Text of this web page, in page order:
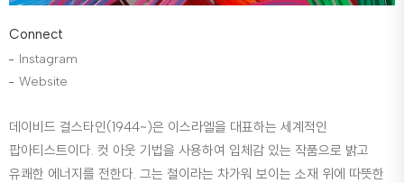
Connect
Instagram
Website
데이비드 걸스타인(1944~)은 이스라엘을 대표하는 세계적인
팝아티스트이다. 컷 아웃 기법을 사용하여 입체감 있는 작품으로 밝고
유쾌한 에너지를 전한다. 그는 철이라는 차가워 보이는 소재 위에 따뜻한